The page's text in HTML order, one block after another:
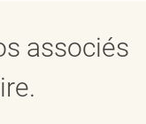
associés